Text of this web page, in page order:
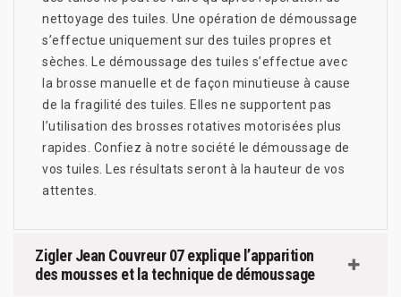
nettoyage des tuiles. Une opération de démoussage
s’effectue uniquement sur des tuiles propres et
sèches. Le démoussage des tuiles s’effectue avec
la brosse manuelle et de façon minutieuse à cause
de la fragilité des tuiles. Elles ne supportent pas
l’utilisation des brosses rotatives motorisées plus
rapides. Confiez à notre société le démoussage de
vos tuiles. Les résultats seront à la hauteur de vos
attentes.
Zigler Jean Couvreur 07 explique l’apparition
des mousses et la technique de démoussage